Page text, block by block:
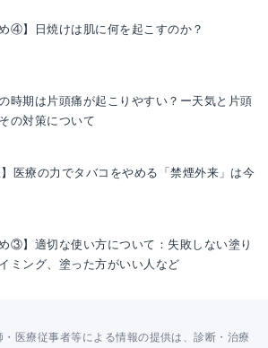
め④】日焼けは肌に何を起こすのか？
時期は片頭痛が起こりやすい？ー天気と片頭
の対策について
】医療の力でタバコをやめる「禁煙外来」は今
め③】適切な使い方について：失敗しない塗り
ミング、塗った方がいい人など
医療従事者等による情報の提供は、診断・治療